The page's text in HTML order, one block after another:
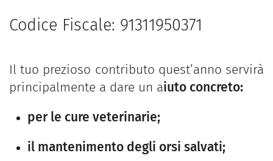
Codice Fiscale: 91311950371
Il tuo prezioso contributo quest’anno servirà
principalmente a dare un aiuto concreto:
per le cure veterinarie;
il mantenimento degli orsi salvati;